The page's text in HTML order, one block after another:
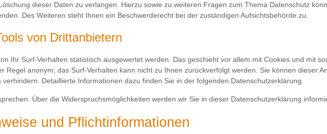
dieser Daten zu verlangen. Hierzu sowie zu weiteren Fragen zum Thema Datenschutz
Des Weiteren steht Ihnen ein Beschwerderecht bei der zuständigen Aufsichtsbehörde zu.
von Drittanbietern
Ihr Surf-Verhalten statistisch ausgewertet werden. Das geschieht vor allem mit Cookies und mit
Regel anonym; das Surf-Verhalten kann nicht zu Ihnen zurückverfolgt werden. Sie können dieser
Detaillierte Informationen dazu finden Sie in der folgenden Datenschutzerklärung.
Über die Widerspruchsmöglichkeiten werden wir Sie in dieser Datenschutzerklärung
und Pflichtinformationen